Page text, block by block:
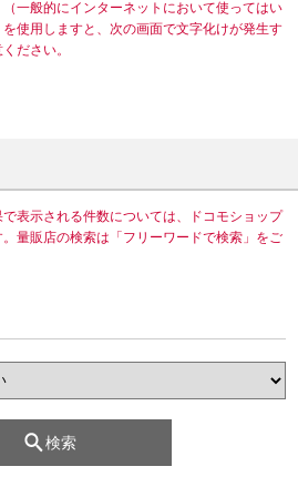
一般的にインターネットにおいて使ってはい
使用しますと、次の画面で文字化けが発生す
ださい。
で表示される件数については、ドコモショップ
量販店の検索は「フリーワードで検索」をご
検索